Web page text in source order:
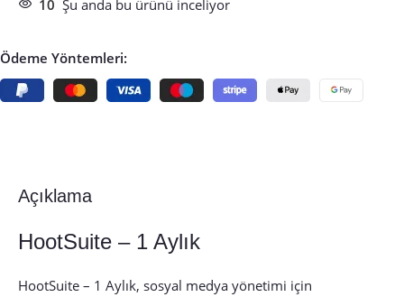
10 Şu anda bu ürünü inceliyor
Ödeme Yöntemleri:
Açıklama
HootSuite – 1 Aylık
HootSuite – 1 Aylık, sosyal medya yönetimi için